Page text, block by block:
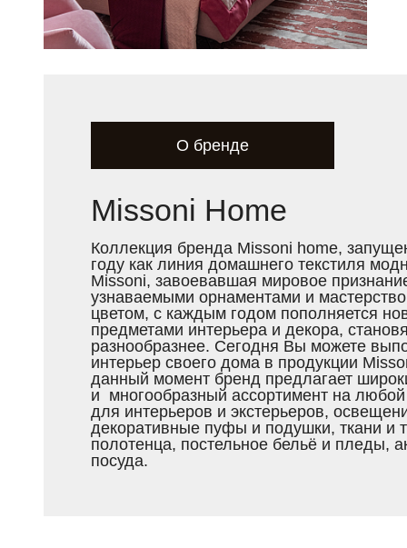
О бренде
Missoni Home
Коллекция бренда Missoni home,
году как линия домашнего текстиля
Missoni, завоевавшая мировое
узнаваемыми орнаментами и
цветом, с каждым годом пополняется
предметами интерьера и декора,
разнообразнее. Сегодня Вы можете
интерьер своего дома в продукции
данный момент бренд предлагает
и многообразный ассортимент на
для интерьеров и экстерьеров,
декоративные пуфы и подушки, ткани и
полотенца, постельное бельё и пледы,
посуда.